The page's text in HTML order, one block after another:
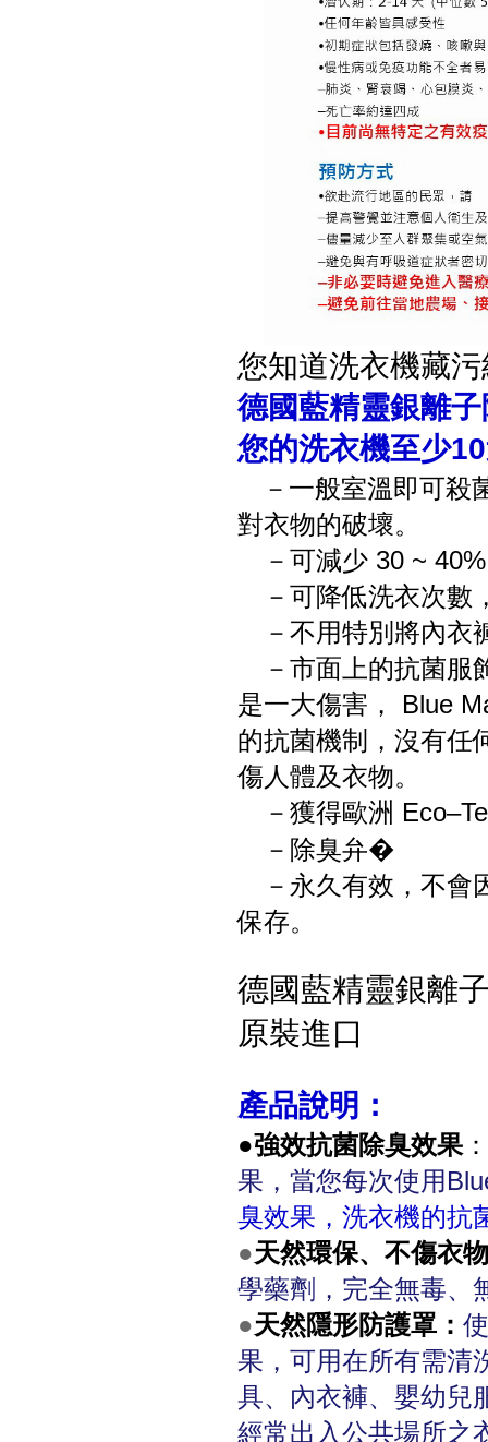
您知道洗衣機藏
德國藍精靈銀離
您的洗衣機至少
－一般室溫即可殺
對衣物的破壞。
－可減少 30 ~
－可降低洗衣次數
－不用特別將內衣
－市面上的抗菌服
是一大傷害，
Blue
的抗菌機制，沒有任
傷人體及衣物。
－獲得歐洲
－除臭弁�
－永久有效，不會
保存。
德國藍精靈銀離
原裝進口
產品說明：
●強效抗菌除臭效果：
果，當您每次使用
臭效果，洗衣機的抗
●天然環保、不傷衣
學藥劑，完全無毒、
●天然隱形防護罩：
果，可用在所有需清
具、內衣褲、嬰幼兒
經常出入公共場所之